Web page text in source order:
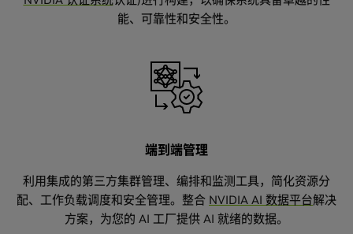
能、可靠性和安全性。
端到端管理
利用集成的第三方集群管理、编排和监测工具，简化资源分
配、工作负载调度和安全管理。整合 NVIDIA AI 数据平台解决
方案，为您的 AI 工厂提供 AI 就绪的数据。